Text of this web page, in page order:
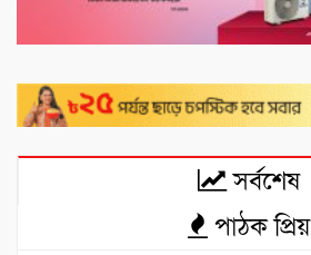
সর্বশেষ
পাঠক প্রিয়